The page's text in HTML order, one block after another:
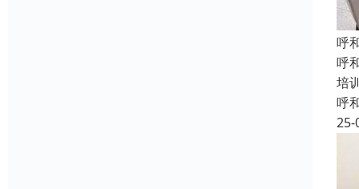
呼
呼
培
呼
25-